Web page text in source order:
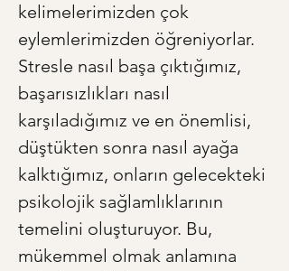
kelimelerimizden çok
eylemlerimizden öğreniyorlar.
Stresle nasıl başa çıktığımız,
başarısızlıkları nasıl
karşıladığımız ve en önemlisi,
düştükten sonra nasıl ayağa
kalktığımız, onların gelecekteki
psikolojik sağlamlıklarının
temelini oluşturuyor. Bu,
mükemmel olmak anlamına